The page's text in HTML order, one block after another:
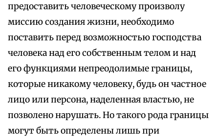
предоставить человеческому произволу
миссию создания жизни, необходимо
поставить перед возможностью господства
человека над его собственным телом и над
его функциями непреодолимые границы,
которые никакому человеку, будь он частное
лицо или персона, наделенная властью, не
позволено нарушать. Но такого рода границы
могут быть определены лишь при